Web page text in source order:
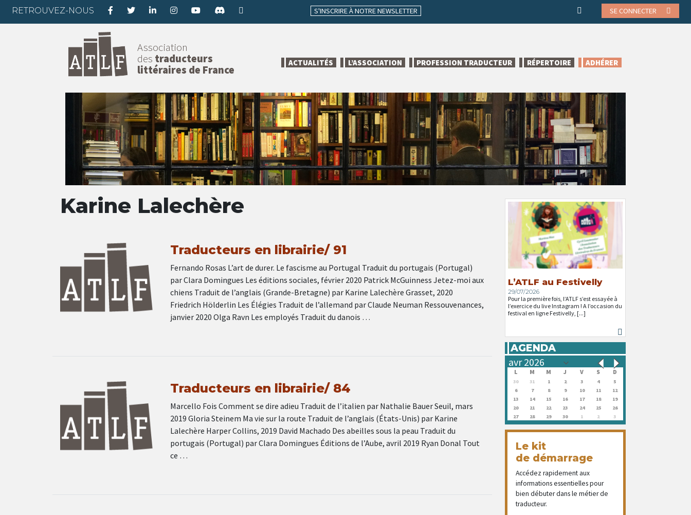
RETROUVEZ-NOUS S'INSCRIRE À NOTRE NEWSLETTER SE CONNECTER
Association
des traducteurs
littéraires de France
ACTUALITÉS L’ASSOCIATION PROFESSION TRADUCTEUR RÉPERTOIRE ADHÉRER
Karine Lalechère
Traducteurs en librairie/ 91
Fernando Rosas L’art de durer. Le fascisme au Portugal Traduit du portugais (Portugal)
par Clara Domingues Les éditions sociales, février 2020 Patrick McGuinness Jetez-moi aux
chiens Traduit de l’anglais (Grande-Bretagne) par Karine Lalechère Grasset, 2020
Friedrich Hölderlin Les Élégies Traduit de l’allemand par Claude Neuman Ressouvenances,
janvier 2020 Olga Ravn Les employés Traduit du danois …
Traducteurs en librairie/ 84
Marcello Fois Comment se dire adieu Traduit de l’italien par Nathalie Bauer Seuil, mars
2019 Gloria Steinem Ma vie sur la route Traduit de l’anglais (États-Unis) par Karine
Lalechère Harper Collins, 2019 David Machado Des abeilles sous la peau Traduit du
portugais (Portugal) par Clara Domingues Éditions de l’Aube, avril 2019 Ryan Donal Tout
ce …
L’ATLF au Festivelly
29/07/2026
Pour la première fois, l’ATLF s’est essayée à
l’exercice du live Instagram ! A l’occasion du
festival en ligne Festivelly, [...]
AGENDA
L M M J V S D
30 31 1 2 3 4
5
6
7 8 9 10 11
12
13
14 15 16 17 18
19
20
21 22 23 24 25
26
27
28 29 30 1 2 3
Le kit
de démarrage
Accédez rapidement aux
informations essentielles pour
bien débuter dans le métier de
traducteur.